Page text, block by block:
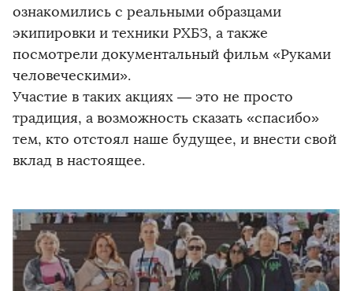
ознакомились с реальными образцами
экипировки и техники РХБЗ, а также
посмотрели документальный фильм «Руками
человеческими».
Участие в таких акциях — это не просто
традиция, а возможность сказать «спасибо»
тем, кто отстоял наше будущее, и внести свой
вклад в настоящее.